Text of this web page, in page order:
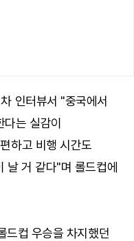
인터뷰서 "중국에서
다는 실감이
하고 비행 시간도
날 거 같다"며 롤드컵에
컵 우승을 차지했던